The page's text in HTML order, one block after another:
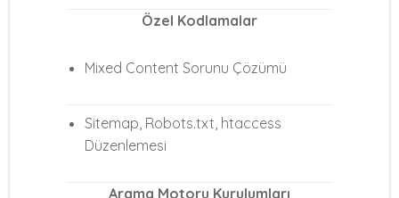
Özel Kodlamalar
Mixed Content Sorunu Çözümü
Sitemap, Robots.txt, htaccess
Düzenlemesi
Arama Motoru Kurulumları